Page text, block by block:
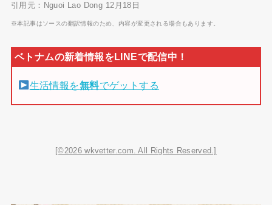
引用元：Nguoi Lao Dong 12月18日
※本記事はソースの翻訳情報のため、内容が変更される場合もあります。
生活情報を無料でゲットする
[©2026 wkvetter.com. All Rights Reserved.]